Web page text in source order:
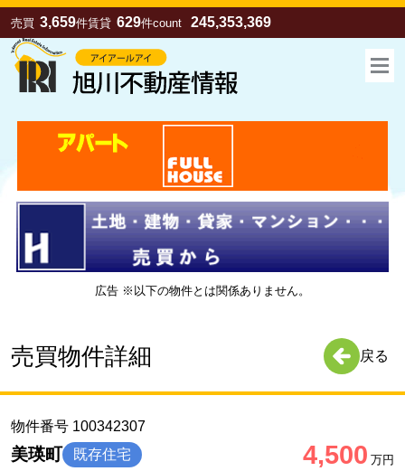
売買 3,659件賃貸 629件count 245,353,369
広告 ※以下の物件とは関係ありません。
売買物件詳細 戻る
物件番号 100342307
美瑛町 既存住宅 4,500 万円